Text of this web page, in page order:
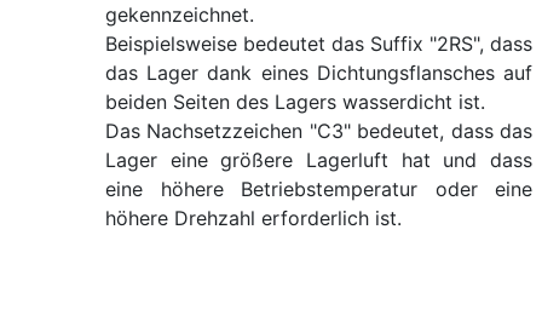
gekennzeichnet.
Beispielsweise bedeutet das Suffix "2RS", dass
das Lager dank eines Dichtungsflansches auf
beiden Seiten des Lagers wasserdicht ist.
Das Nachsetzzeichen "C3" bedeutet, dass das
Lager eine größere Lagerluft hat und dass
eine höhere Betriebstemperatur oder eine
höhere Drehzahl erforderlich ist.